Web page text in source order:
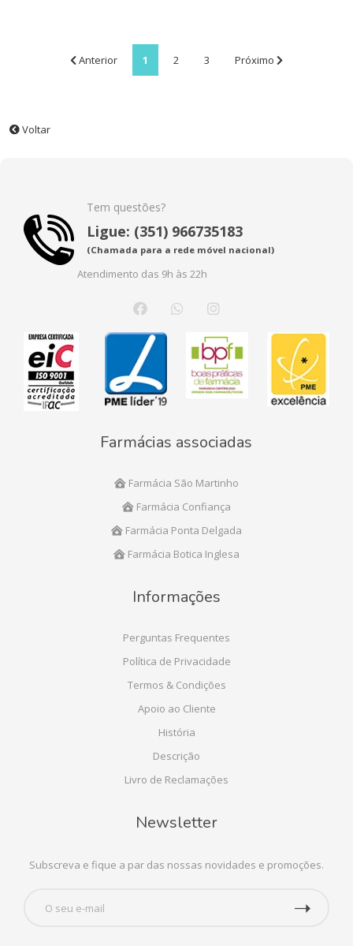
Anterior 1 2 3 Próximo
Voltar
Tem questões?
Ligue: (351) 966735183
(Chamada para a rede móvel nacional)
Atendimento das 9h às 22h
Farmácias associadas
Farmácia São Martinho
Farmácia Confiança
Farmácia Ponta Delgada
Farmácia Botica Inglesa
Informações
Perguntas Frequentes
Política de Privacidade
Termos & Condições
Apoio ao Cliente
História
Descrição
Livro de Reclamações
Newsletter
Subscreva e fique a par das nossas novidades e promoções.